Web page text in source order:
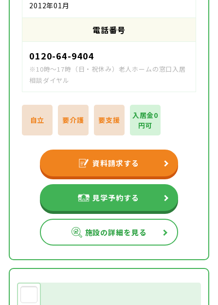
2012年01月
電話番号
0120-64-9404
※10時～17時（日・祝休み）老人ホームの窓口入居
相談ダイヤル
自立 要介護 要支援
入居金0
円可
資料請求する
見学予約する
施設の詳細を見る